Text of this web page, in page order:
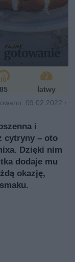
85
łatwy
09.02.2022 r.
i
cytryny – oto
Dzięki nim
dodaje mu
okazję,